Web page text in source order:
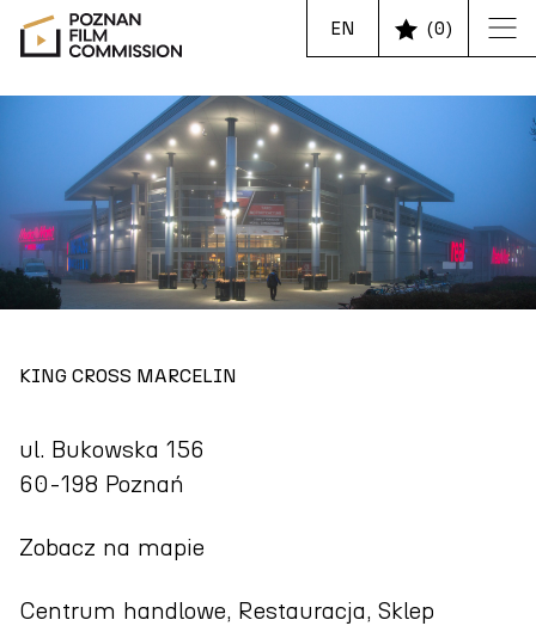
EN (0)
KING CROSS MARCELIN
ul. Bukowska 156
60-198 Poznań
Zobacz na mapie
Centrum handlowe, Restauracja, Sklep